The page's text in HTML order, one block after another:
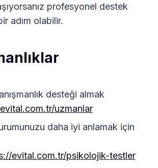
profesyonel destek
adım olabilir.
desteği almak
uzmanlar
daha iyi anlamak için
evital.com.tr/psikolojik-testler